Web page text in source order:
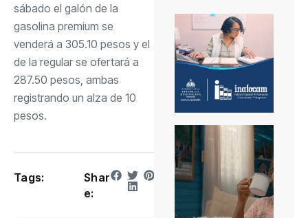
sábado el galón de la
gasolina premium se
venderá a 305.10 pesos y el
de la regular se ofertará a
287.50 pesos, ambas
registrando un alza de 10
pesos.
Tags:
Shar
e: